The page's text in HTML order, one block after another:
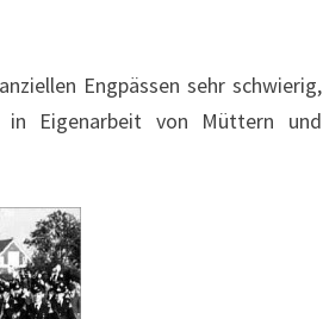
Engpässen sehr schwierig,
in Eigenarbeit von Müttern und